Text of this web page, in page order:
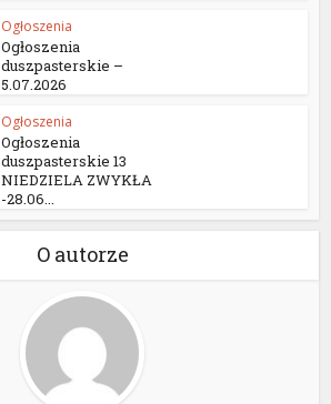
Ogłoszenia
Ogłoszenia
duszpasterskie –
5.07.2026
Ogłoszenia
Ogłoszenia
duszpasterskie 13
NIEDZIELA ZWYKŁA
-28.06...
O autorze